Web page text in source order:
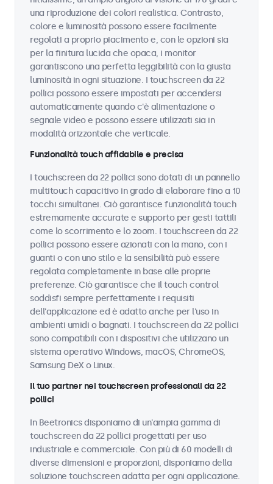
una riproduzione dei colori realistica. Contrasto,
colore e luminosità possono essere facilmente
regolati a proprio piacimento e, con le opzioni sia
per la finitura lucida che opaca, i monitor
garantiscono una perfetta leggibilità con la giusta
luminosità in ogni situazione. I touchscreen da 22
pollici possono essere impostati per accendersi
automaticamente quando c'è alimentazione o
segnale video e possono essere utilizzati sia in
modalità orizzontale che verticale.
Funzionalità touch affidabile e precisa
I touchscreen da 22 pollici sono dotati di un pannello
multitouch capacitivo in grado di elaborare fino a 10
tocchi simultanei. Ciò garantisce funzionalità touch
estremamente accurate e supporto per gesti tattili
come lo scorrimento e lo zoom. I touchscreen da 22
pollici possono essere azionati con la mano, con i
guanti o con uno stilo e la sensibilità può essere
regolata completamente in base alle proprie
preferenze. Ciò garantisce che il touch control
soddisfi sempre perfettamente i requisiti
dell'applicazione ed è adatto anche per l'uso in
ambienti umidi o bagnati. I touchscreen da 22 pollici
sono compatibili con i dispositivi che utilizzano un
sistema operativo Windows, macOS, ChromeOS,
Samsung DeX o Linux.
Il tuo partner nei touchscreen professionali da 22
pollici
In Beetronics disponiamo di un'ampia gamma di
touchscreen da 22 pollici progettati per uso
industriale e commerciale. Con più di 60 modelli di
diverse dimensioni e proporzioni, disponiamo della
soluzione touchscreen adatta per ogni applicazione.